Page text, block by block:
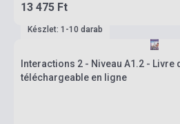
13 475 Ft
Készlet: 1-10 darab
Interactions 2 - Niveau A1.2 - Livre
téléchargeable en ligne